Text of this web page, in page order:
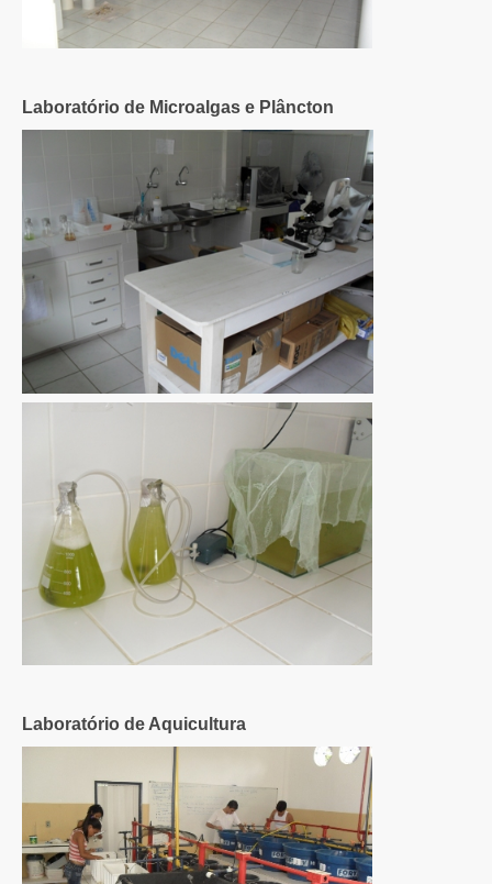
Laboratório de Microalgas e Plâncton
Laboratório de Aquicultura